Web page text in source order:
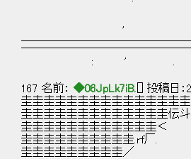
(ｿくzｪ
, ' . {
: '
167 名前： ◆06JpLk7iB. [] 投稿日
圭圭圭圭圭圭圭圭圭圭圭圭圭圭
圭圭圭圭圭圭圭圭圭圭圭圭圭伝
圭圭圭圭圭圭圭圭圭圭圭
圭圭圭圭圭圭圭圭圭圭.rf
圭圭圭圭圭圭圭圭